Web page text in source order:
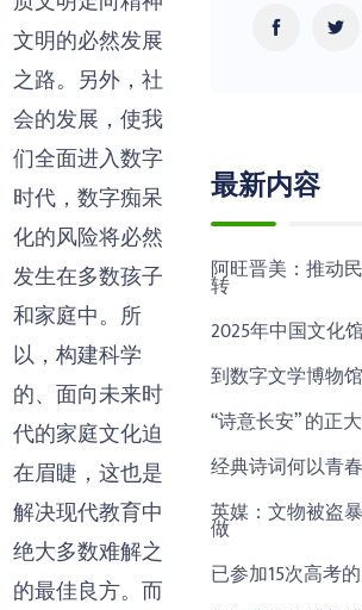
文明的必然发展
之路。另外，社
会的发展，使我
们全面进入数字
时代，数字痴呆
化的风险将必然
发生在多数孩子
和家庭中。所
以，构建科学
的、面向未来时
代的家庭文化迫
在眉睫，这也是
解决现代教育中
绝大多数难解之
的最佳良方。而
最新内容
阿旺晋美：推动
转
2025年中国文化
到数字文学博物
“诗意长安” 的正
经典诗词何以青
英媒：文物被盗
做
已参加15次高考